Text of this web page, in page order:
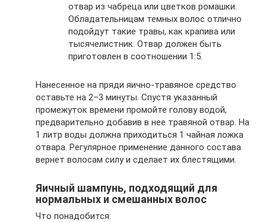
отвар из чабреца или цветков ромашки.
Обладательницам темных волос отлично
подойдут такие травы, как крапива или
тысячелистник. Отвар должен быть
приготовлен в соотношении 1:5.
Нанесенное на пряди яично-травяное средство
оставьте на 2–3 минуты. Спустя указанный
промежуток времени промойте голову водой,
предварительно добавив в нее травяной отвар. На
1 литр воды должна приходиться 1 чайная ложка
отвара. Регулярное применение данного состава
вернет волосам силу и сделает их блестящими.
Яичный шампунь, подходящий для
нормальных и смешанных волос
Что понадобится: